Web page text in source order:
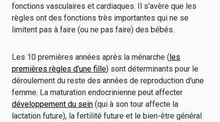
fonctions vasculaires et cardiaques. Il s'avère que les
règles ont des fonctions très importantes qui ne se
limitent pas à faire (ou ne pas faire) des bébés.
Les 10 premières années après la ménarche (les
premières règles d'une fille) sont déterminants pour le
déroulement du reste des années de reproduction d'une
femme. La maturation endocrinienne peut affecter
développement du sein (qui à son tour affecte la
lactation future), la fertilité future et le bien-être général